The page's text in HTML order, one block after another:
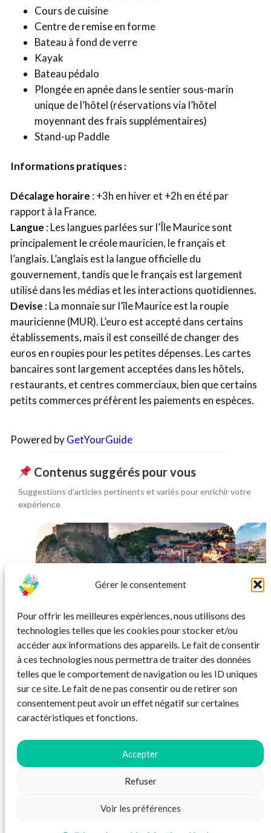
Gérer le consentement
Pour offrir les meilleures expériences, nous utilisons des
technologies telles que les cookies pour stocker et/ou
accéder aux informations des appareils. Le fait de consentir
à ces technologies nous permettra de traiter des données
telles que le comportement de navigation ou les ID uniques
sur ce site. Le fait de ne pas consentir ou de retirer son
consentement peut avoir un effet négatif sur certaines
caractéristiques et fonctions.
Accepter
Refuser
Voir les préférences
Cours de cuisine
Centre de remise en forme
Bateau à fond de verre
Kayak
Bateau pédalo
Plongée en apnée dans le sentier sous-marin
unique de l’hôtel (réservations via l’hôtel
moyennant des frais supplémentaires)
Stand-up Paddle
Informations pratiques :
Décalage horaire : +3h en hiver et +2h en été par
rapport à la France.
Langue : Les langues parlées sur l’Île Maurice sont
principalement le créole mauricien, le français et
l’anglais. L’anglais est la langue officielle du
gouvernement, tandis que le français est largement
utilisé dans les médias et les interactions quotidiennes.
Devise : La monnaie sur l’île Maurice est la roupie
mauricienne (MUR). L’euro est accepté dans certains
établissements, mais il est conseillé de changer des
euros en roupies pour les petites dépenses. Les cartes
bancaires sont largement acceptées dans les hôtels,
restaurants, et centres commerciaux, bien que certains
petits commerces préfèrent les paiements en espèces.
Powered byGetYourGuide
Contenus suggérés pour vous
Suggestions d'articles pertinents et variés pour enrichir votre
expérience
SÉJOUR
Séjour en bord de mer près de Dubrovnik
tout compris
Au départ de toute la France